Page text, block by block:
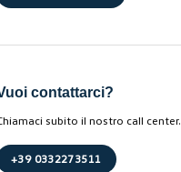
contattarci?
subito il nostro call center.
+39 0332273511